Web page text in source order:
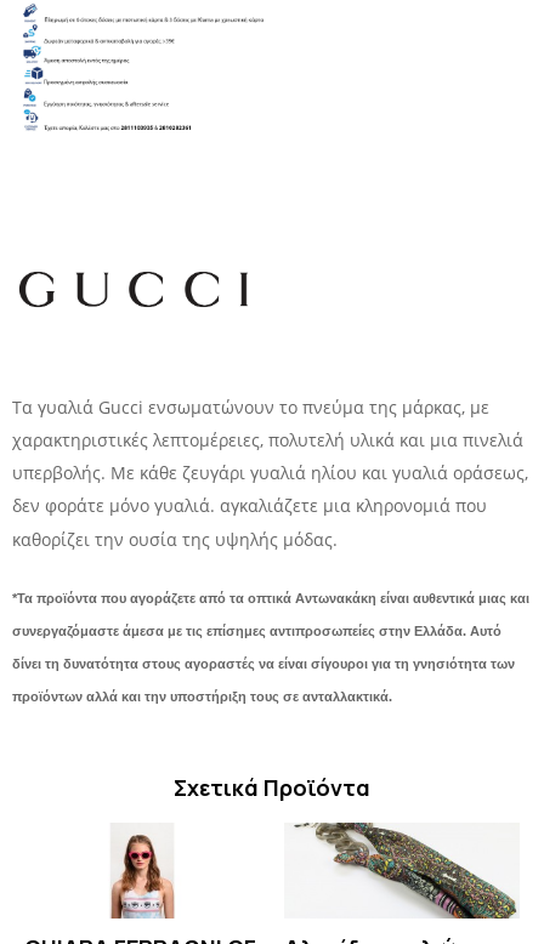
Τα γυαλιά Gucci ενσωματώνουν το πνεύμα της μάρκας, με
χαρακτηριστικές λεπτομέρειες, πολυτελή υλικά και μια πινελιά
υπερβολής. Με κάθε ζευγάρι γυαλιά ηλίου και γυαλιά οράσεως,
δεν φοράτε μόνο γυαλιά. αγκαλιάζετε μια κληρονομιά που
καθορίζει την ουσία της υψηλής μόδας.
*Τα προϊόντα που αγοράζετε από τα οπτικά Αντωνακάκη είναι αυθεντικά μιας και
συνεργαζόμαστε άμεσα με τις επίσημες αντιπροσωπείες στην Ελλάδα. Αυτό
δίνει τη δυνατότητα στους αγοραστές να είναι σίγουροι για τη γνησιότητα των
προϊόντων αλλά και την υποστήριξη τους σε ανταλλακτικά.
Σχετικά Προϊόντα